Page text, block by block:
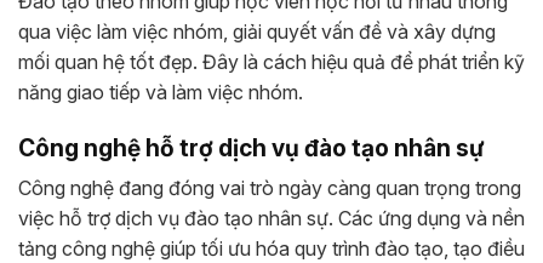
qua việc làm việc nhóm, giải quyết vấn đề và xây dựng
mối quan hệ tốt đẹp. Đây là cách hiệu quả để phát triển kỹ
năng giao tiếp và làm việc nhóm.
Công nghệ hỗ trợ dịch vụ đào tạo nhân sự
Công nghệ đang đóng vai trò ngày càng quan trọng trong
việc hỗ trợ dịch vụ đào tạo nhân sự. Các ứng dụng và nền
tảng công nghệ giúp tối ưu hóa quy trình đào tạo, tạo điều